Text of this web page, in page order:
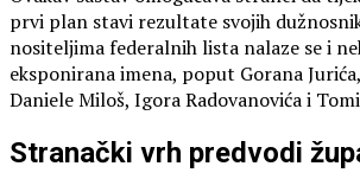
prvi plan stavi rezultate svojih
nositeljima federalnih lista nalaze se i
eksponirana imena, poput Gorana
Daniele Miloš, Igora Radovanovića i
Stranački vrh predvodi